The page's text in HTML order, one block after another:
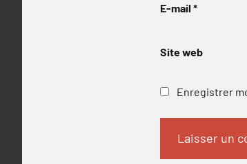
E-mail *
Site web
Enregistrer